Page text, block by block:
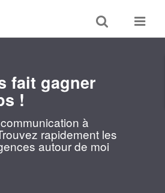
Toggle
search
Toggle
fait gagner
!
à
rapidement les
autour de moi